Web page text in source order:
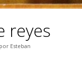
reyes
por Esteban